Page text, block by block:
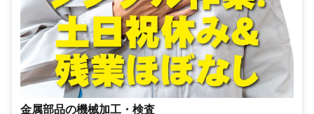
金属部品の機械加工・検査